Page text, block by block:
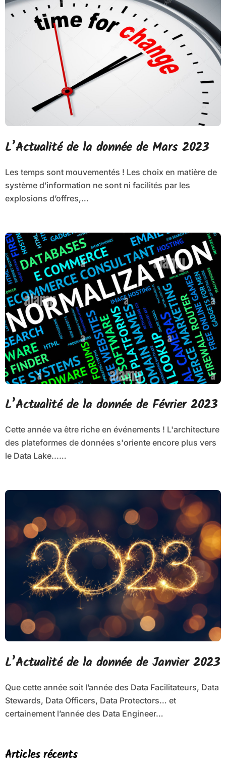
L’Actualité de la donnée de Mars 2023
Les temps sont mouvementés ! Les choix en matière de
système d’information ne sont ni facilités par les
explosions d’offres,…
L’Actualité de la donnée de Février 2023
Cette année va être riche en événements ! L'architecture
des plateformes de données s'oriente encore plus vers
le Data Lake...…
L’Actualité de la donnée de Janvier 2023
Que cette année soit l’année des Data Facilitateurs, Data
Stewards, Data Officers, Data Protectors… et
certainement l’année des Data Engineer…
Articles récents